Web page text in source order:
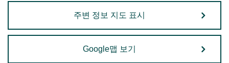
주변 정보 지도 표시
Google맵 보기